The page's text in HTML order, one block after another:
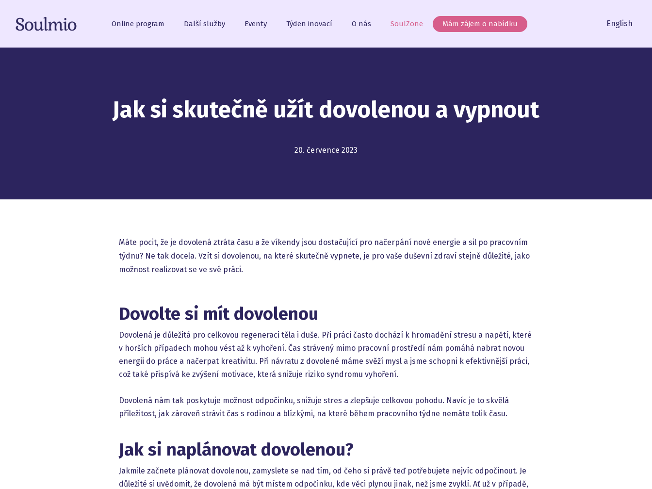
Online program Další služby Eventy Týden inovací O nás SoulZone Mám zájem o nabídku Čeština
English
Jak si skutečně užít dovolenou a vypnout
20. července 2023
Máte pocit, že je dovolená ztráta času a že víkendy jsou dostačující pro načerpání nové energie a sil po pracovním
týdnu? Ne tak docela. Vzít si dovolenou, na které skutečně vypnete, je pro vaše duševní zdraví stejně důležité, jako
možnost realizovat se ve své práci.
Dovolte si mít dovolenou
Dovolená je důležitá pro celkovou regeneraci těla i duše. Při práci často dochází k hromadění stresu a napětí, které
v horších případech mohou vést až k vyhoření. Čas strávený mimo pracovní prostředí nám pomáhá nabrat novou
energii do práce a načerpat kreativitu. Při návratu z dovolené máme svěží mysl a jsme schopni k efektivnější práci,
což také přispívá ke zvýšení motivace, která snižuje riziko syndromu vyhoření.
Dovolená nám tak poskytuje možnost odpočinku, snižuje stres a zlepšuje celkovou pohodu. Navíc je to skvělá
příležitost, jak zároveň strávit čas s rodinou a blízkými, na které během pracovního týdne nemáte tolik času.
Jak si naplánovat dovolenou?
Jakmile začnete plánovat dovolenou, zamyslete se nad tím, od čeho si právě teď potřebujete nejvíc odpočinout. Je
důležité si uvědomit, že dovolená má být místem odpočinku, kde věci plynou jinak, než jsme zvyklí. Ať už v případě,